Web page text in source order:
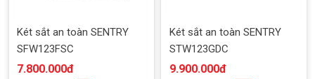
Két sắt an toàn SENTRY
SFW123FSC
7.800.000đ
Két sắt an toàn SENTRY
STW123GDC
9.900.000đ